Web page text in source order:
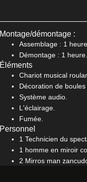
Montage/démontage :
Assemblage : 1
Démontage : 1 heure.
Éléments
Chariot musical
Décoration de boules
Système audio.
L'éclairage.
Fumée.
Personnel
1 Technicien du
1 homme en miroir
2 Mirros man